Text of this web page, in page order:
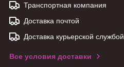
Транспортная компания
Доставка почтой
Доставка курьерской службой
Все условия доставки